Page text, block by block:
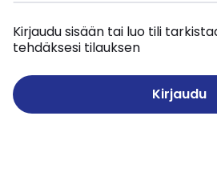
Kirjaudu sisään tai luo tili
tehdäksesi tilauksen
Kirjaudu